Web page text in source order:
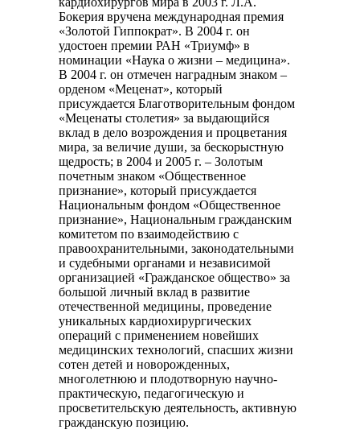
Бокерия вручена международная премия
«Золотой Гиппократ». В 2004 г. он
удостоен премии РАН «Триумф» в
номинации «Наука о жизни – медицина».
В 2004 г. он отмечен наградным знаком –
орденом «Меценат», который
присуждается Благотворительным фондом
«Меценаты столетия» за выдающийся
вклад в дело возрождения и процветания
мира, за величие души, за бескорыстную
щедрость; в 2004 и 2005 г. – Золотым
почетным знаком «Общественное
признание», который присуждается
Национальным фондом «Общественное
признание», Национальным гражданским
комитетом по взаимодействию с
правоохранительными, законодательными
и судебными органами и независимой
организацией «Гражданское общество» за
большой личный вклад в развитие
отечественной медицины, проведение
уникальных кардиохирургических
операций с применением новейших
медицинских технологий, спасших жизни
сотен детей и новорожденных,
многолетнюю и плодотворную научно-
практическую, педагогическую и
просветительскую деятельность, активную
гражданскую позицию.